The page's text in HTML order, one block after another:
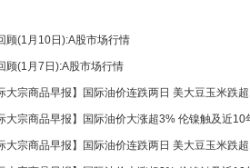
顾(1月10日):A股市场行情
顾(1月7日):A股市场行情
大宗商品早报】国际油价连跌两日 美大豆玉米跌
大宗商品早报】国际油价大涨超3% 伦镍触及近10
大宗商品早报】国际油价连跌两日 美大豆玉米跌